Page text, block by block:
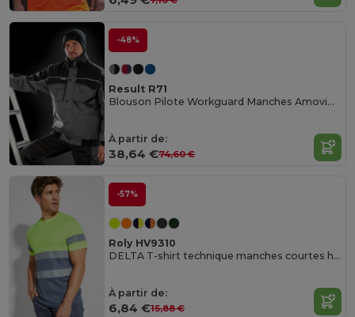
-48%
Result R71
Blouson Pilote Workguard Manches Amovibles
À partir de:
38,64 €74,60 €
-57%
Roly HV9310
DELTA T-shirt technique manches courtes haute visibilité
À partir de:
6,84 €15,88 €